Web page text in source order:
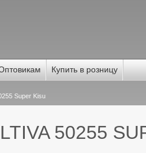
Купить в розницу
Super Kisu
50255